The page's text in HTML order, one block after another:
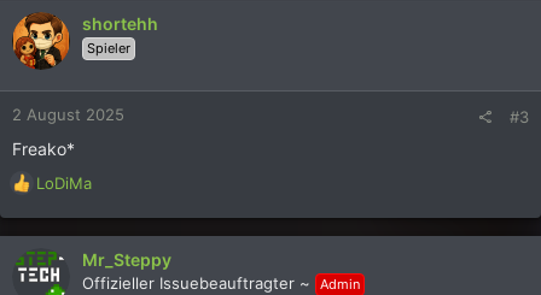
k
t
i
o
n
e
shortehh
Spieler
2 August 2025 #3
Freako*
R
t
LoDiMa
Mr_Steppy
Offizieller Issuebeauftragter ~ Admin